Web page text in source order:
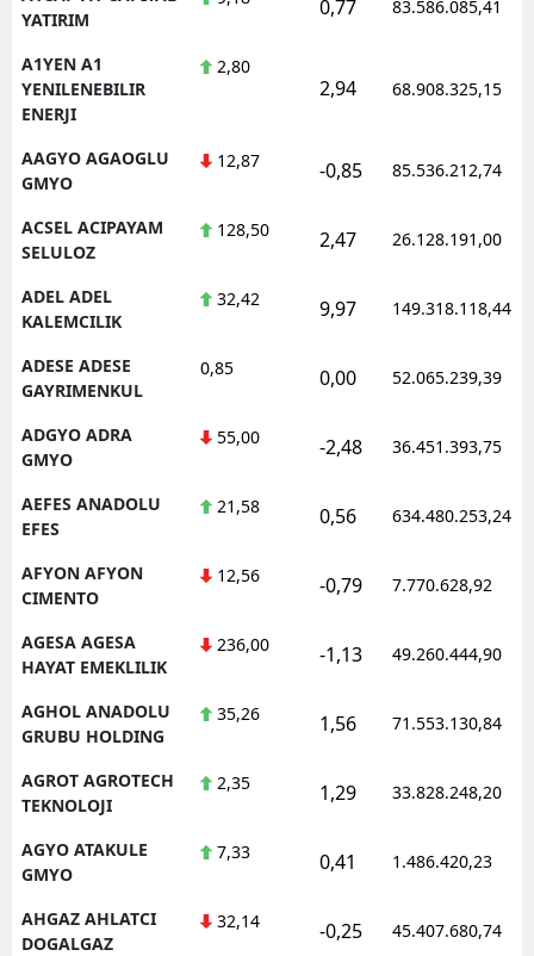
YATIRIM
0,77 83.586.085,41
A1YEN A1
YENILENEBILIR
ENERJI
2,80
2,94 68.908.325,15
AAGYO AGAOGLU
GMYO
12,87 -0,85 85.536.212,74
ACSEL ACIPAYAM
SELULOZ
128,50 2,47 26.128.191,00
ADEL ADEL
KALEMCILIK
32,42 9,97 149.318.118,44
ADESE ADESE
GAYRIMENKUL
0,85 0,00 52.065.239,39
ADGYO ADRA
GMYO
55,00 -2,48 36.451.393,75
AEFES ANADOLU
EFES
21,58 0,56 634.480.253,24
AFYON AFYON
CIMENTO
12,56 -0,79 7.770.628,92
AGESA AGESA
HAYAT EMEKLILIK
236,00 -1,13 49.260.444,90
AGHOL ANADOLU
GRUBU HOLDING
35,26 1,56 71.553.130,84
AGROT AGROTECH
TEKNOLOJI
2,35 1,29 33.828.248,20
AGYO ATAKULE
GMYO
7,33 0,41 1.486.420,23
AHGAZ AHLATCI
DOGALGAZ
32,14 -0,25 45.407.680,74